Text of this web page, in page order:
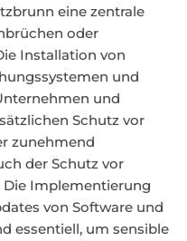
eine zentrale
oder
Installation von
und
und
Schutz vor
zunehmend
der Schutz vor
Die Implementierung
von Software und
essentiell, um sensible